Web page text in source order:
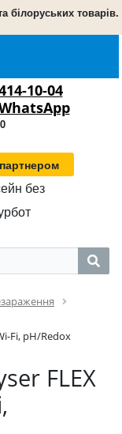
товарів.
10-04
без
Fi, pH/Redox
FLEX